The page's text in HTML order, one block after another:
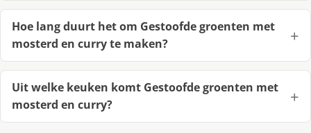
Hoe lang duurt het om Gestoofde groenten met
mosterd en curry te maken?
Uit welke keuken komt Gestoofde groenten met
mosterd en curry?